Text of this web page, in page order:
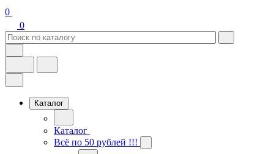
0
0
Каталог
Каталог
Всё по 50 рублей !!!